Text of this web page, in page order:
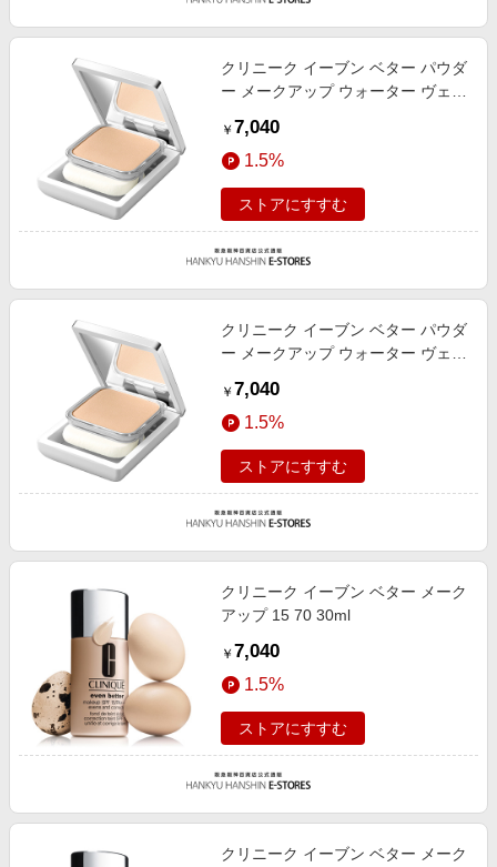
クリニーク イーブン ベター パウダ
ー メークアップ ウォーター ヴェー
￥ 7,040
1.5%
ストアにすすむ
クリニーク イーブン ベター パウダ
ー メークアップ ウォーター ヴェー
￥ 7,040
1.5%
ストアにすすむ
クリニーク イーブン ベター メーク
アップ 15 70 30ml
￥ 7,040
1.5%
ストアにすすむ
クリニーク イーブン ベター メーク